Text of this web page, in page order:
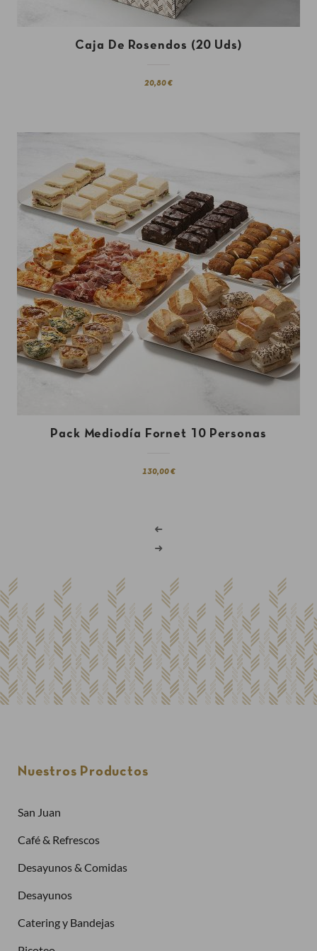
Caja De Rosendos (20 Uds)
20,80 €
Pack Mediodía Fornet 10 Personas
130,00 €
Nuestros Productos
San Juan
Café & Refrescos
Desayunos & Comidas
Desayunos
Catering y Bandejas